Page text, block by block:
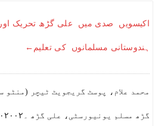
اکیسویں صدی میں علی گڑھ تحریک اور
ہندوستانی مسلمانوں کی تعلیم←